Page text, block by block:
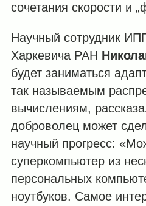
сочетания скорости и
Научный сотрудник
Харкевича РАН
будет заниматься
так называемым
вычислениям,
доброволец может
научный прогресс:
суперкомпьютер из
персональных
ноутбуков. Самое